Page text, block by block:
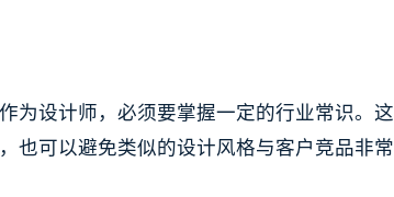
为设计师，必须要掌握一定的行业常识。这
也可以避免类似的设计风格与客户竞品非常